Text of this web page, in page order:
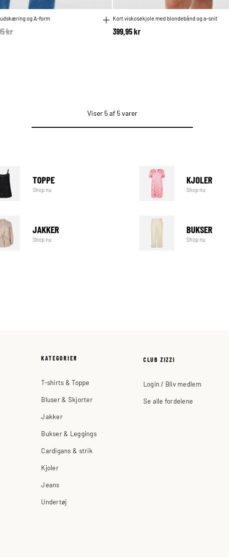
og A-form
from
kr
Kort viskosekjole med blondebånd og a-snit
399,95 kr
Viser 5 af 5 varer
TOPPE
Shop nu
KJOLER
Shop nu
JAKKER
Shop nu
BUKSER
Shop nu
KATEGORIER
T-shirts & Toppe
Bluser & Skjorter
Jakker
Bukser & Leggings
Cardigans & strik
Kjoler
Jeans
Undertøj
CLUB ZIZZI
Login / Bliv medlem
Se alle fordelene